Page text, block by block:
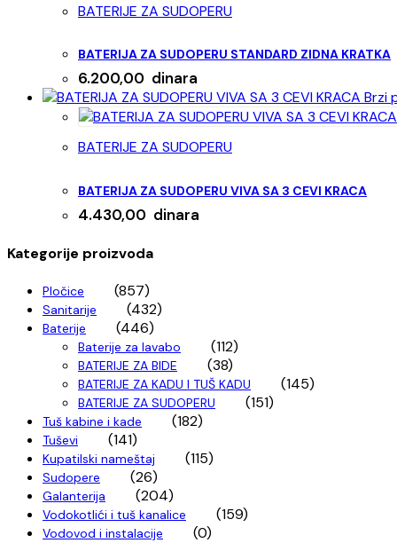
BATERIJE ZA SUDOPERU
BATERIJA ZA SUDOPERU STANDARD ZIDNA KRATKA
6.200,00 dinara
Brzi
BATERIJE ZA SUDOPERU
BATERIJA ZA SUDOPERU VIVA SA 3 CEVI KRACA
4.430,00 dinara
Kategorije proizvoda
Pločice (857)
Sanitarije (432)
Baterije (446)
Baterije za lavabo (112)
BATERIJE ZA BIDE (38)
BATERIJE ZA KADU I TUŠ KADU (145)
BATERIJE ZA SUDOPERU (151)
Tuš kabine i kade (182)
Tuševi (141)
Kupatilski nameštaj (115)
Sudopere (26)
Galanterija (204)
Vodokotlići i tuš kanalice (159)
Vodovod i instalacije (0)